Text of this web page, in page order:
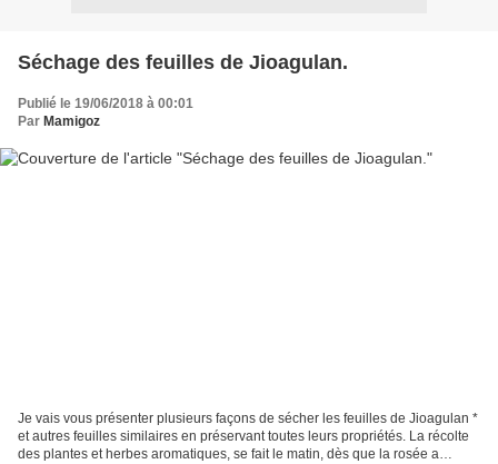
Séchage des feuilles de Jioagulan.
Publié le 19/06/2018 à 00:01
Par Mamigoz
Je vais vous présenter plusieurs façons de sécher les feuilles de Jioagulan *
et autres feuilles similaires en préservant toutes leurs propriétés. La récolte
des plantes et herbes aromatiques, se fait le matin, dès que la rosée a